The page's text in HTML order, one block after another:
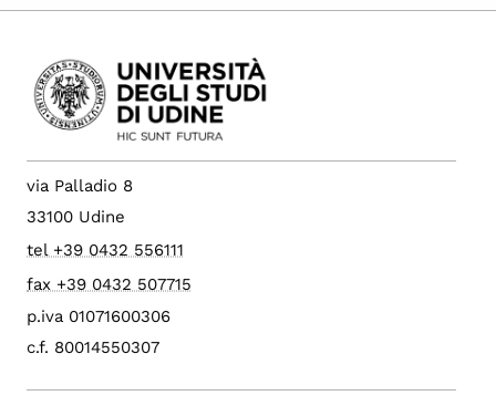
via Palladio 8
33100 Udine
tel +39 0432 556111
fax +39 0432 507715
p.iva 01071600306
c.f. 80014550307